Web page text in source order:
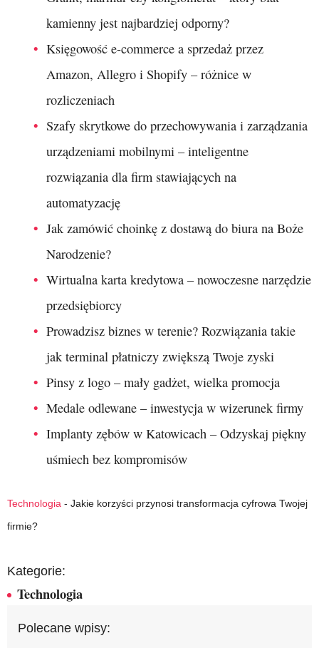
kamienny jest najbardziej odporny?
Księgowość e-commerce a sprzedaż przez
Amazon, Allegro i Shopify – różnice w
rozliczeniach
Szafy skrytkowe do przechowywania i zarządzania
urządzeniami mobilnymi – inteligentne
rozwiązania dla firm stawiających na
automatyzację
Jak zamówić choinkę z dostawą do biura na Boże
Narodzenie?
Wirtualna karta kredytowa – nowoczesne narzędzie
przedsiębiorcy
Prowadzisz biznes w terenie? Rozwiązania takie
jak terminal płatniczy zwiększą Twoje zyski
Pinsy z logo – mały gadżet, wielka promocja
Medale odlewane – inwestycja w wizerunek firmy
Implanty zębów w Katowicach – Odzyskaj piękny
uśmiech bez kompromisów
Technologia - Jakie korzyści przynosi transformacja cyfrowa Twojej
firmie?
Kategorie:
Technologia
Polecane wpisy: